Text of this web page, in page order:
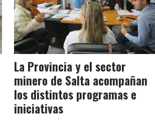
La Provincia y el sector
minero de Salta acompañan
los distintos programas e
iniciativas